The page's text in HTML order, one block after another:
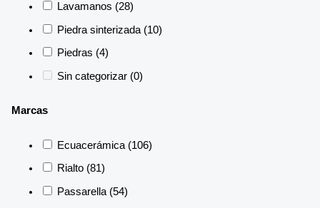
Lavamanos (28)
Piedra sinterizada (10)
Piedras (4)
Sin categorizar (0)
Marcas
Ecuacerámica (106)
Rialto (81)
Passarella (54)